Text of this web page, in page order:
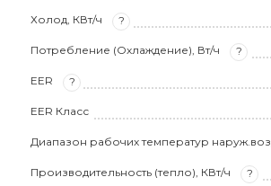
Холод, КВт/ч ?
Потребление (Охлаждение), Вт/ч ?
EER ?
EER Класс
Диапазон рабочих температур
Производительность (тепло), КВт/ч ?